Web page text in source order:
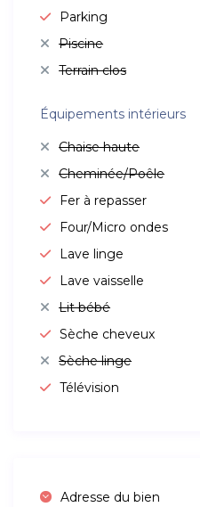
Parking
Piscine
Terrain clos
Équipements intérieurs
Chaise haute
Cheminée/Poêle
Fer à repasser
Four/Micro ondes
Lave linge
Lave vaisselle
Lit bébé
Sèche cheveux
Sèche linge
Télévision
Adresse du bien